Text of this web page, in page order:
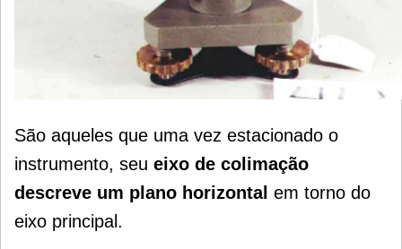
São aqueles que uma vez estacionado o
instrumento, seu eixo de colimação
descreve um plano horizontal em torno do
eixo principal.